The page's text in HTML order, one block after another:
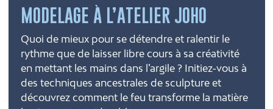
MODELAGE À L’ATELIER JOHO
Quoi de mieux pour se détendre et ralentir le
rythme que de laisser libre cours à sa créativité
en mettant les mains dans l’argile ? Initiez-vous à
des techniques ancestrales de sculpture et
découvrez comment le feu transforme la matière